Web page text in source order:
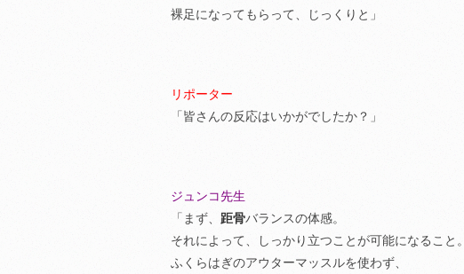
裸足になってもらって、じっくりと」
リポーター
「皆さんの反応はいかがでしたか？」
ジュンコ先生
「まず、 距骨バランスの体感。
それによって、しっかり立つことが可能になること。
ふくらはぎのアウターマッスルを使わず、